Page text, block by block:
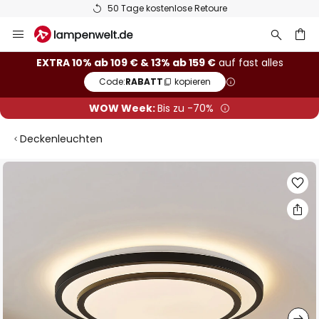
50 Tage kostenlose Retoure
Inhalt
springen
EXTRA 10% ab 109 € & 13% ab 159 €auf fast alles
Code:RABATT kopieren
WOW Week:Bis zu -70%
Deckenleuchten
Zum